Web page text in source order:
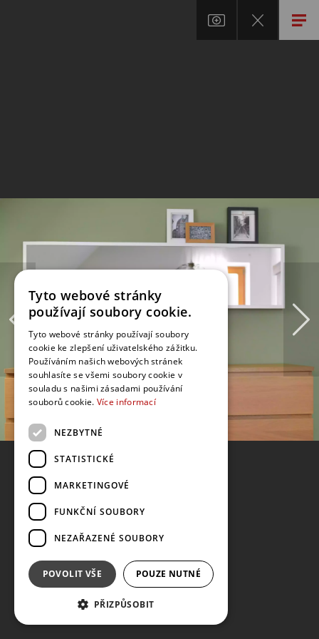
Tyto webové stránky
používají soubory cookie.
Tyto webové stránky používají soubory
cookie ke zlepšení uživatelského zážitku.
Používáním našich webových stránek
souhlasíte se všemi soubory cookie v
souladu s našimi zásadami používání
souborů cookie. Více informací
NEZBYTNÉ
STATISTICKÉ
MARKETINGOVÉ
FUNKČNÍ SOUBORY
NEZAŘAZENÉ SOUBORY
POVOLIT VŠE POUZE NUTNÉ
PŘIZPŮSOBIT